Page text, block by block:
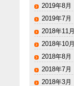
2019年8月
2019年7月
2018年11月
2018年10月
2018年8月
2018年7月
2018年3月